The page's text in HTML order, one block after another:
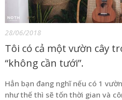
28/06/2018
Tôi có cả một vườn cây
“không cần tưới”.
Hẳn bạn đang nghĩ nếu có 1
như thế thì sẽ tốn thời gian và